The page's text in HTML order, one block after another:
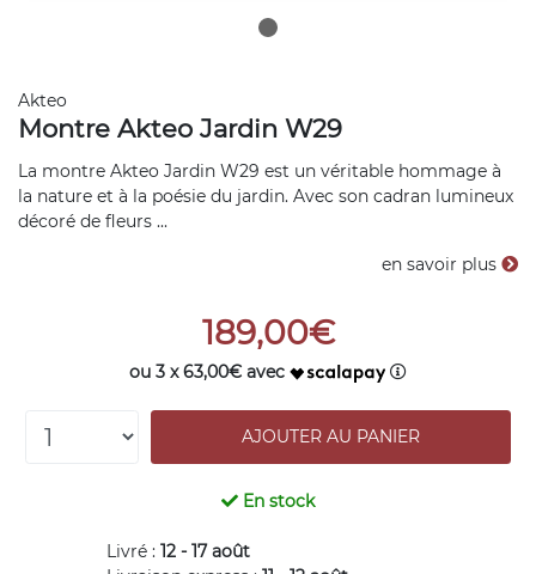
Akteo
Montre Akteo Jardin W29
La montre Akteo Jardin W29 est un véritable hommage à
la nature et à la poésie du jardin. Avec son cadran lumineux
décoré de fleurs ...
en savoir plus
189,00€
ou 3 x 63,00€ avec
En stock
Livré : 12 - 17 août